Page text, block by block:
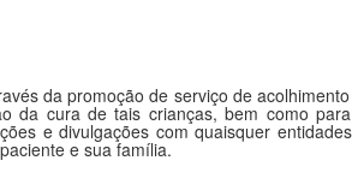
da promoção de serviço de
da cura de tais crianças, bem como
e divulgações com quaisquer
e sua família.